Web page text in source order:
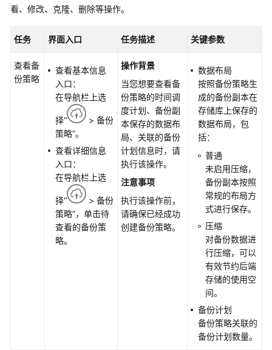
公
产
品
介
看、修改、克隆、删除等操作。
任务 界面入口 任务描述 关键参数
查看备
份策略
查看基本信息
入口：
在导航栏上选
择“
> 备份
策略”。
查看详细信息
入口：
在导航栏上选
择“
> 备份
策略”，单击待
查看的备份策
略。
操作背景
当您想要查看备
份策略的时间调
度计划、备份副
本保存的数据布
局、关联的备份
计划信息时，请
执行该操作。
注意事项
执行该操作前，
请确保已经成功
创建备份策略。
数据布局
按照备份策略生
成的备份副本在
存储库上保存的
数据布局，包
括：
普通
未启用压缩，
备份副本按照
常规的布局方
式进行保存。
压缩
对备份数据进
行压缩，可以
有效节约后端
存储的使用空
间。
备份计划
备份策略关联的
备份计划数量。